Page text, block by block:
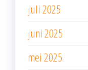
juli 2025
juni 2025
mei 2025